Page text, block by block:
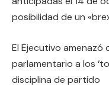
posibilidad de un
El Ejecutivo amenazó
parlamentario a los
disciplina de partido